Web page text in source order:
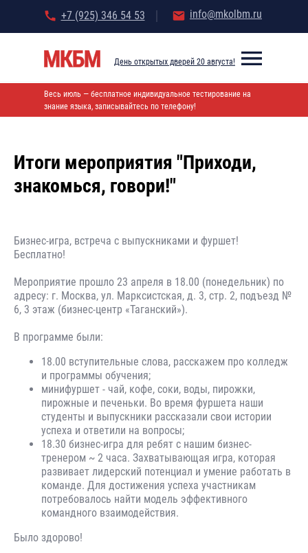
info@mkolbm.ru
+7 (925) 346 54 53
День открытых дверей 20 августа!
Весь июль — бесплатное индивидуальное тестирование на
знание языка, записывайтесь по телефону!
Главная\События
\ Приходи, знакомься, говори!
Итоги мероприятия "Приходи,
знакомься, говори!"
Бизнес-игра, встреча с выпускниками и фуршет!
Бесплатно!
Мероприятие прошло 23 апреля в 18.00 (понедельник) по
адресу: г. Москва, ул. Марксистская, д. 3, стр. 2, подъезд №
6, 3 этаж (бизнес-центр «Таганский»).
В программе были:
18.00 вступительные слова, расскажем про колледж
и программы обучения;
минифуршет - чай, кофе, соки, воды, пирожки,
пирожные и печеньки. Во время фуршета наши
студенты и выпускники рассказали свои истории
успеха и ответили на вопросы;
18.30 бизнес-игра для ребят с нашим бизнес-
тренером ~ 2 часа. Захватывающая игра, которая
развивает лидерский потенциал и умение работать в
команде. Для достижения успеха участникам
потребовалось найти модель эффективного
командного взаимодействия.
Было здорово!